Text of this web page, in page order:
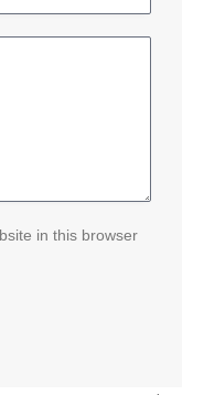
in this browser